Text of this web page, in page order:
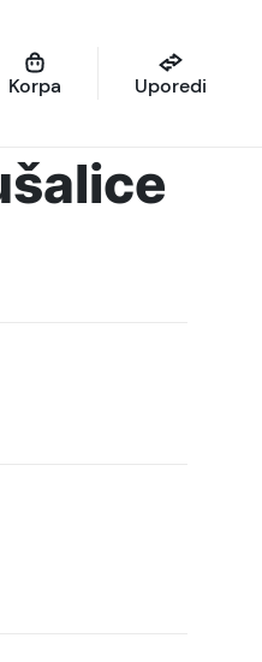
Korpa Uporedi